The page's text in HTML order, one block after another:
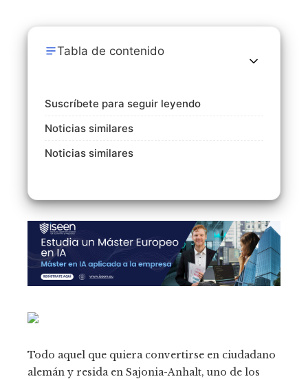
Tabla de contenido
Suscríbete para seguir leyendo
Noticias similares
Noticias similares
Todo aquel que quiera convertirse en ciudadano
alemán y resida en Sajonia-Anhalt, uno de los